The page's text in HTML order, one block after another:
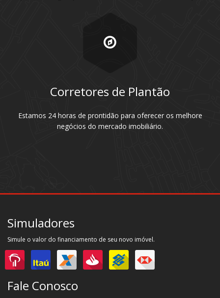
Corretores de Plantão
Estamos 24 horas de prontidão para oferecer os melhore
negócios do mercado imobiliário.
Simuladores
Simule o valor do financiamento de seu novo imóvel.
Fale Conosco